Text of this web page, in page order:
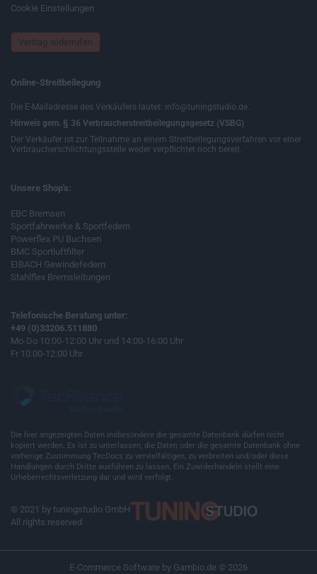
Cookie Einstellungen
Vertrag widerrufen
Online-Streitbeilegung
Die E-Mailadresse des Verkäufers lautet: info@tuningstudio.de.
Hinweis gem. § 36 Verbraucherstreitbeilegungsgesetz (VSBG)
Der Verkäufer ist zur Teilnahme an einem Streitbeilegungsverfahren vor einer
Verbraucherschlichtungsstelle weder verpflichtet noch bereit.
Unsere Shop's:
EBC Bremsen
Sportfahrwerke & Sportfedern
Powerflex PU Buchsen
BMC Sportluftfilter
EIBACH Gewindefedern
Stahlflex Bremsleitungen
Telefonische Beratung unter:
+49 (0)33206.511880
Mo-Do 10:00-12:00 Uhr und 14:00-16:00 Uhr
Fr 10:00-12:00 Uhr
Die hier angezeigten Daten insbesondere die gesamte Datenbank dürfen nicht
kopiert werden. Es ist zu unterlassen, die Daten oder die gesamte Datenbank ohne
vorherige Zustimmung TecDocs zu vervielfältigen, zu verbreiten und/oder diese
Handlungen durch Dritte ausführen zu lassen. Ein Zuwiderhandeln stellt eine
Urheberrechtsverletzung dar und wird verfolgt.
© 2021 by tuningstudio GmbH
All rights reserved
E-Commerce Software by Gambio.de © 2026